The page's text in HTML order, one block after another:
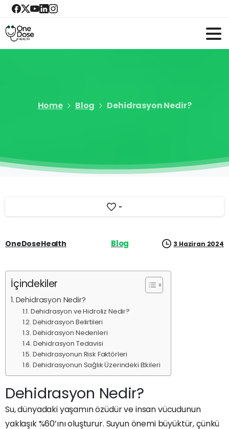
Home Blog Dehidrasyon Nedir?
-
OneDoseHealth Blog 3 Haziran 2024
İçindekiler
Dehidrasyon Nedir?
Dehidrasyon ve Hidroliz Nedir?
Dehidrasyon Belirtileri
Dehidrasyon Nedenleri
Dehidrasyon Tedavisi
Dehidrasyonun Risk Faktörleri
Dehidrasyonun Sağlık Üzerindeki Etkileri
Dehidrasyon Nedir?
Su, dünyadaki yaşamın özüdür ve insan vücudunun
yaklaşık %60’ını oluşturur. Suyun önemi büyüktür, çünkü